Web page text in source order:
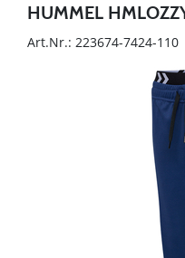
HUMMEL
Art.Nr.: 223674-7424-110